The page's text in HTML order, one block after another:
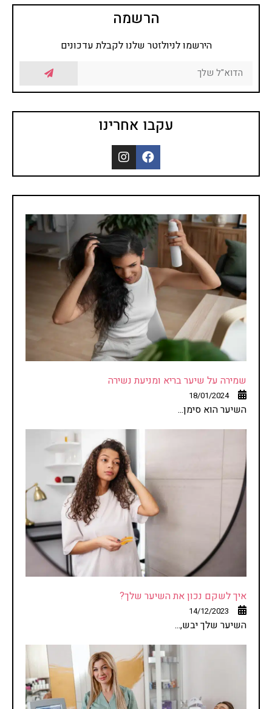
הרשמה
הירשמו לניולזטר שלנו לקבלת עדכונים
עקבו אחרינו
שמירה על שיער בריא ומניעת נשירה
18/01/2024
השיער הוא סימן...
איך לשקם נכון את השיער שלך?
14/12/2023
השיער שלך יבש,...